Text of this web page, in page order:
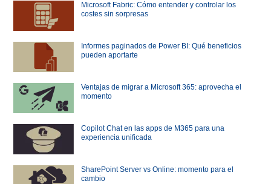
Microsoft Fabric: Cómo entender y controlar los
costes sin sorpresas
Informes paginados de Power BI: Qué beneficios
pueden aportarte
Ventajas de migrar a Microsoft 365: aprovecha el
momento
Copilot Chat en las apps de M365 para una
experiencia unificada
SharePoint Server vs Online: momento para el
cambio